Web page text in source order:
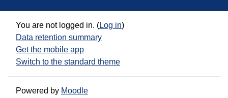
You are not logged in. (Log in)
Data retention summary
Get the mobile app
Switch to the standard theme
Powered by Moodle